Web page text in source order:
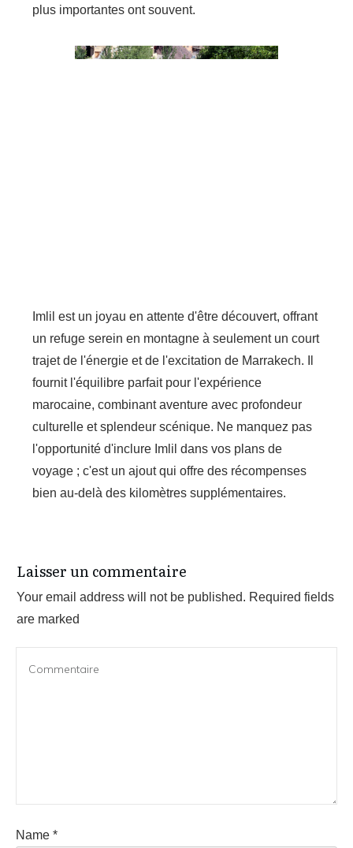
plus importantes ont souvent.
Imlil est un joyau en attente d'être découvert, offrant
un refuge serein en montagne à seulement un court
trajet de l'énergie et de l'excitation de Marrakech. Il
fournit l'équilibre parfait pour l'expérience
marocaine, combinant aventure avec profondeur
culturelle et splendeur scénique. Ne manquez pas
l'opportunité d'inclure Imlil dans vos plans de
voyage ; c'est un ajout qui offre des récompenses
bien au-delà des kilomètres supplémentaires.
Laisser un commentaire
Your email address will not be published. Required fields
are marked
Name *